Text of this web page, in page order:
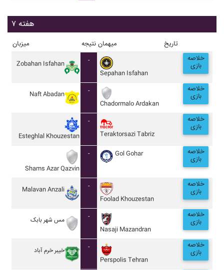
هفته ۷
میزبان نتیجه میهمان تاریخ
Zobahan Isfahan
-
Sepahan Isfahan
خلاصه
بازی
Naft Abadan
-
Chadormalo Ardakan
خلاصه
بازی
Esteghlal Khouzestan
-
Teraktorsazi Tabriz
خلاصه
بازی
Shams Azar Qazvin
- Gol Gohar خلاصه
بازی
Malavan Anzali
-
Foolad Khouzestan
خلاصه
بازی
مس شهر بابک
-
Nasaji Mazandran
خلاصه
بازی
خيبر خرم آباد
-
Perspolis Tehran
خلاصه
بازی